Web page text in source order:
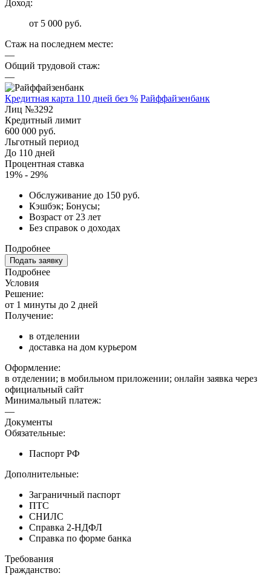
Доход:
от 5 000 руб.
Стаж на последнем месте:
—
Общий трудовой стаж:
—
Кредитная карта 110 дней без % Райффайзенбанк
Лиц №3292
Кредитный лимит
600 000 руб.
Льготный период
До 110 дней
Процентная ставка
19% - 29%
Обслуживание до 150 руб.
Кэшбэк; Бонусы;
Возраст от 23 лет
Без справок о доходах
Подробнее
Подать заявку
Подробнее
Условия
Решение:
от 1 минуты до 2 дней
Получение:
в отделении
доставка на дом курьером
Оформление:
в отделении; в мобильном приложении; онлайн заявка через
официальный сайт
Минимальный платеж:
—
Документы
Обязательные:
Паспорт РФ
Дополнительные:
Заграничный паспорт
ПТС
СНИЛС
Справка 2-НДФЛ
Справка по форме банка
Требования
Гражданство: